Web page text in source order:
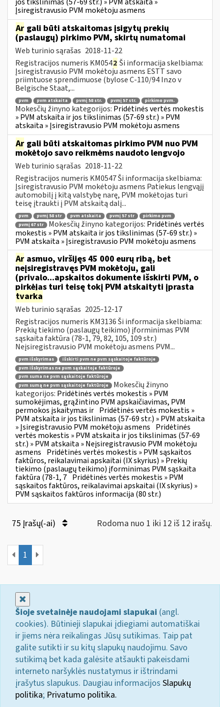
Įsiregistravusio PVM mokėtoju asmens
Ar gali būti atskaitomas įsigytų prekių
(paslaugų) pirkimo PVM, skirtų numatomai
Web turinio sąrašas 2018-11-22
Registracijos numeris KM0542 Ši informacija skelbiama:
Įsiregistravusio PVM mokėtoju asmens ESTT savo
priimtuose sprendimuose (bylose C-110/94 Inzo v
Belgische Staat,...
pvm pvm atskaita pvmį 58 str. pvmį 57 str. pirkimo pvm.
Mokesčių žinyno kategorijos: Pridėtinės vertės mokestis
» PVM atskaita ir jos tikslinimas (57-69 str.) » PVM
atskaita » Įsiregistravusio PVM mokėtoju asmens
Ar gali būti atskaitomas pirkimo PVM nuo PVM
mokėtojo savo reikmėms naudoto lengvojo
Web turinio sąrašas 2018-11-22
Registracijos numeris KM0547 Ši informacija skelbiama:
Įsiregistravusio PVM mokėtoju asmens Patiekus lengvąjį
automobilį į kitą valstybę narę, PVM mokėtojas turi
teisę įtraukti į PVM atskaitą dalį...
pvm pvmį 58 str pvm atskaita pvmį 57 str
pirkimo pvm
pvmį 67 str
Mokesčių žinyno kategorijos: Pridėtinės vertės
mokestis » PVM atskaita ir jos tikslinimas (57-69 str.) »
PVM atskaita » Įsiregistravusio PVM mokėtoju asmens
Ar asmuo, viršijęs 45 000 eurų ribą, bet
neįsiregistravęs PVM mokėtoju, gali
(privalo...apskaitos dokumente išskirti PVM, o
pirkėjas turi teisę tokį PVM atskaityti įprasta
tvarka
Web turinio sąrašas 2025-12-17
Registracijos numeris KM3136 Ši informacija skelbiama:
Prekių tiekimo (paslaugų teikimo) įforminimas PVM
sąskaita faktūra (78-1, 79, 82, 105, 109 str.)
Neįsiregistravusio PVM mokėtoju asmens PVM...
pvm išskyrimas
išskirti pvm ne pvm sąskaitoje faktūroje
pvm išskyrimas ne pvm sąskaitoje faktūroje
pvm suma ne pvm sąskaitoje faktūroje
pvm sumą ne pvm sąskaitoje faktūroje
Mokesčių žinyno
kategorijos: Pridėtinės vertės mokestis » PVM
sumokėjimas, grąžintino PVM apskaičiavimas, PVM
permokos įskaitymas ir Pridėtinės vertės mokestis »
PVM atskaita ir jos tikslinimas (57-69 str.) » PVM atskaita
» Įsiregistravusio PVM mokėtoju asmens Pridėtinės
vertės mokestis » PVM atskaita ir jos tikslinimas (57-69
str.) » PVM atskaita » Neįsiregistravusio PVM mokėtoju
asmens Pridėtinės vertės mokestis » PVM sąskaitos
faktūros, reikalavimai apskaitai (IX skyrius) » Prekių
tiekimo (paslaugų teikimo) įforminimas PVM sąskaita
faktūra (78-1, 7 Pridėtinės vertės mokestis » PVM
sąskaitos faktūros, reikalavimai apskaitai (IX skyrius) »
PVM sąskaitos faktūros informacija (80 str.)
75 Įrašų(-ai) Rodoma nuo 1 iki 12 iš 12 irašų.
1
Šioje svetainėje naudojami slapukai (angl.
cookies). Būtinieji slapukai įdiegiami automatiškai
ir jiems nėra reikalingas Jūsų sutikimas. Taip pat
galite sutikti ir su kitų slapukų naudojimu. Savo
sutikimą bet kada galėsite atšaukti pakeisdami
interneto naršyklės nustatymus ir ištrindami
įrašytus slapukus. Daugiau informacijos Slapukų
politika; Privatumo politika.